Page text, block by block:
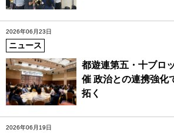
2026年06月23日
ニュース
都遊連第五・十ブロ
催 政治との連携強化
拓く
2026年06月19日